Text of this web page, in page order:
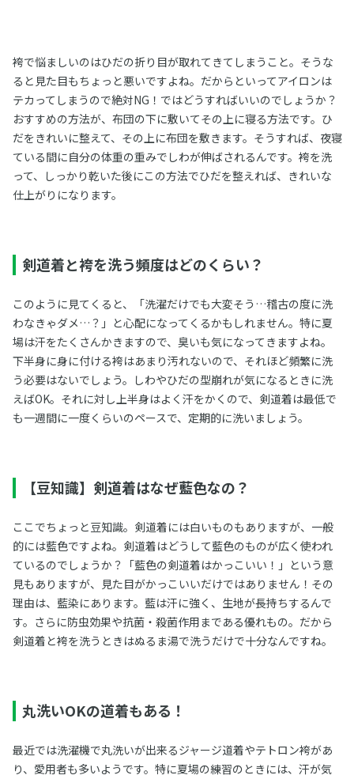
袴で悩ましいのはひだの折り目が取れてきてしまうこと。そうな
ると見た目もちょっと悪いですよね。だからといってアイロンは
テカってしまうので絶対NG！ではどうすればいいのでしょうか？
おすすめの方法が、布団の下に敷いてその上に寝る方法です。ひ
だをきれいに整えて、その上に布団を敷きます。そうすれば、夜寝
ている間に自分の体重の重みでしわが伸ばされるんです。袴を洗
って、しっかり乾いた後にこの方法でひだを整えれば、きれいな
仕上がりになります。
剣道着と袴を洗う頻度はどのくらい？
このように見てくると、「洗濯だけでも大変そう…稽古の度に洗
わなきゃダメ…？」と心配になってくるかもしれません。特に夏
場は汗をたくさんかきますので、臭いも気になってきますよね。
下半身に身に付ける袴はあまり汚れないので、それほど頻繁に洗
う必要はないでしょう。しわやひだの型崩れが気になるときに洗
えばOK。それに対し上半身はよく汗をかくので、剣道着は最低で
も一週間に一度くらいのペースで、定期的に洗いましょう。
【豆知識】剣道着はなぜ藍色なの？
ここでちょっと豆知識。剣道着には白いものもありますが、一般
的には藍色ですよね。剣道着はどうして藍色のものが広く使われ
ているのでしょうか？「藍色の剣道着はかっこいい！」という意
見もありますが、見た目がかっこいいだけではありません！その
理由は、藍染にあります。藍は汗に強く、生地が長持ちするんで
す。さらに防虫効果や抗菌・殺菌作用まである優れもの。だから
剣道着と袴を洗うときはぬるま湯で洗うだけで十分なんですね。
丸洗いOKの道着もある！
最近では洗濯機で丸洗いが出来るジャージ道着やテトロン袴があ
り、愛用者も多いようです。特に夏場の練習のときには、汗が気